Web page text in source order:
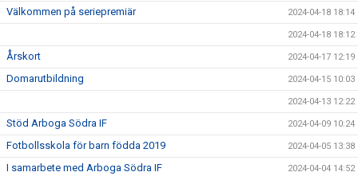
Välkommen på seriepremiär 2024-04-18 18:14
2024-04-18 18:12
Årskort 2024-04-17 12:19
Domarutbildning 2024-04-15 10:03
2024-04-13 12:22
Stöd Arboga Södra IF 2024-04-09 10:24
Fotbollsskola för barn födda 2019 2024-04-05 13:38
I samarbete med Arboga Södra IF 2024-04-04 14:52